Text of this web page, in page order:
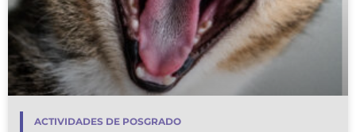
ACTIVIDADES DE POSGRADO